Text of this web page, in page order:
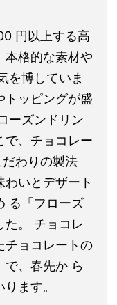
円以上する高
本格的な素材や
を博していま
トッピングが盛
ーズンドリン
で、チョコレー
わりの製法
いとデザート
る「フローズ
た。 チョコレ
チョコレートの
、春先か ら
ます。